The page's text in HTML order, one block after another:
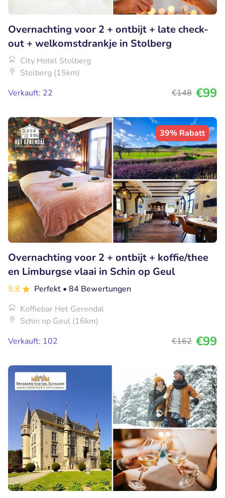
Overnachting voor 2 + ontbijt + late check-
out + welkomstdrankje in Stolberg
City Hotel Stolberg
Stolberg (15km)
Verkauft: 22
€148 €99
39% Rabatt
Overnachting voor 2 + ontbijt + koffie/thee
en Limburgse vlaai in Schin op Geul
9.8 Perfekt • 84 Bewertungen
Koffiebar Het Gerendal
Schin op Geul (16km)
Verkauft: 102
€162 €99